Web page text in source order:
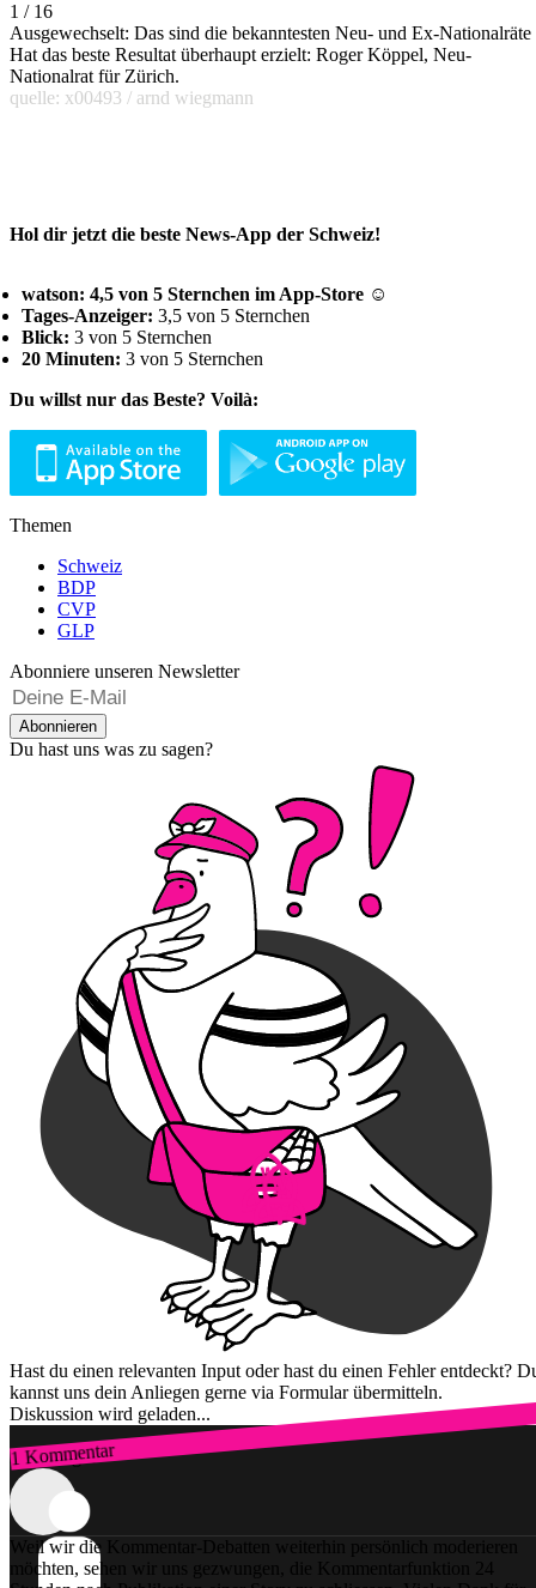
1 / 16
Ausgewechselt: Das sind die bekanntesten Neu- und Ex-Nationalräte
Hat das beste Resultat überhaupt erzielt: Roger Köppel, Neu-
Nationalrat für Zürich.
quelle: x00493 / arnd wiegmann
Hol dir jetzt die beste News-App der Schweiz!
watson: 4,5 von 5 Sternchen im App-Store ☺
Tages-Anzeiger: 3,5 von 5 Sternchen
Blick: 3 von 5 Sternchen
20 Minuten: 3 von 5 Sternchen
Du willst nur das Beste? Voilà:
Themen
Schweiz
BDP
CVP
GLP
Abonniere unseren Newsletter
Abonnieren
Du hast uns was zu sagen?
Hast du einen relevanten Input oder hast du einen Fehler entdeckt?
kannst uns dein Anliegen gerne via Formular übermitteln.
Diskussion wird geladen...
1 Kommentar
Zum Login
Weil wir die Kommentar-Debatten weiterhin persönlich moderieren
möchten, sehen wir uns gezwungen, die Kommentarfunktion 24